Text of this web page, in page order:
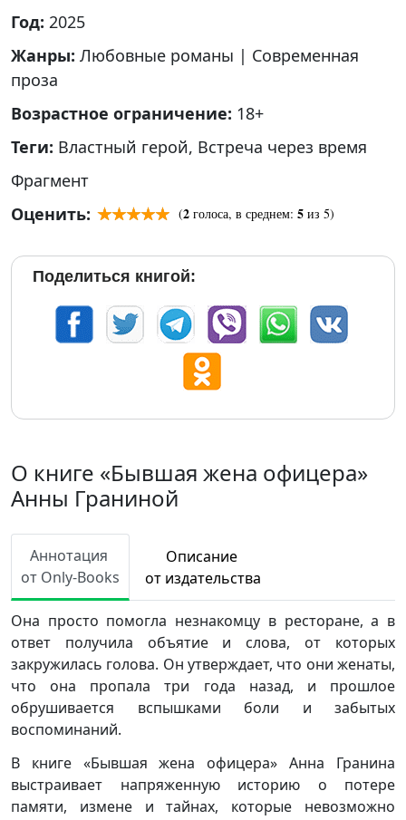
Год: 2025
Жанры: Любовные романы | Современная
проза
Возрастное ограничение: 18+
Теги: Властный герой, Встреча через время
Фрагмент
Оценить:
(2 голоса, в среднем: 5 из 5)
Поделиться книгой:
О книге «Бывшая жена офицера»
Анны Граниной
Аннотация
от Only-Books
Описание
от издательства
Она просто помогла незнакомцу в ресторане, а в
ответ получила объятие и слова, от которых
закружилась голова. Он утверждает, что они женаты,
что она пропала три года назад, и прошлое
обрушивается вспышками боли и забытых
воспоминаний.
В книге «Бывшая жена офицера» Анна Гранина
выстраивает напряженную историю о потере
памяти, измене и тайнах, которые невозможно